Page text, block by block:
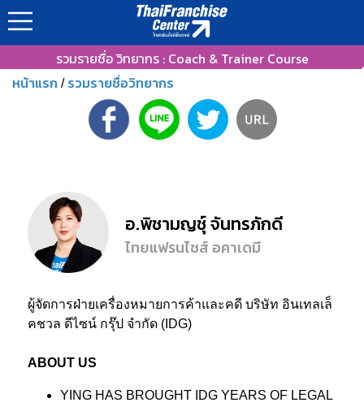
รวมรายชื่อ วิทยากร : Coach & Trainer Course
หน้าแรก / รวมรายชื่อวิทยากร
อ.พิชามญชุ์ จันทรภักดี
ไทยแฟรนไชส์ อคาเดมี
ผู้จัดการฝ่ายเครื่องหมายการค้าและคดี บริษัท อินเทลเล็
คชวล ดีไซน์ กรุ๊ป จำกัด (IDG)
ABOUT US
YING HAS BROUGHT IDG YEARS OF LEGAL